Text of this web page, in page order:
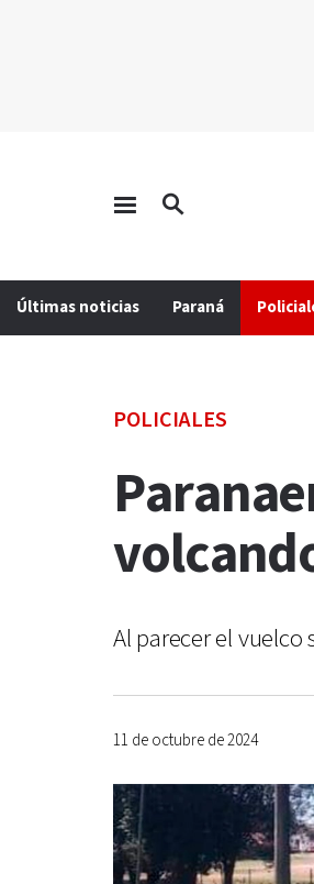
Últimas noticias Paraná
POLICIALES
Al parecer el
11 de octubre de 2024